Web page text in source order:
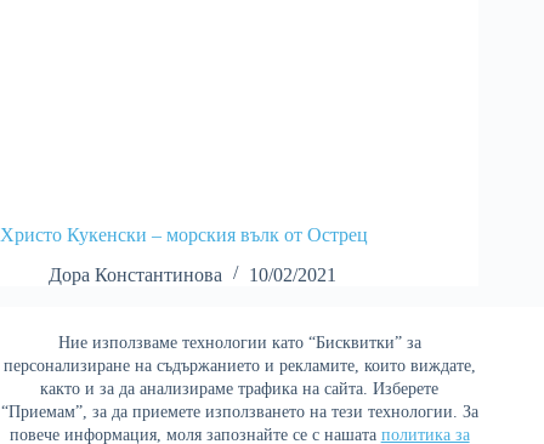
Ние използваме технологии като “Бисквитки” за
персонализиране на съдържанието и рекламите, които виждате,
както и за да анализираме трафика на сайта. Изберете
“Приемам”, за да приемете използването на тези технологии. За
повече информация, моля запознайте се с нашата политика за
Христо Кукенски – морския вълк от Острец
Дора Константинова
10/02/2021